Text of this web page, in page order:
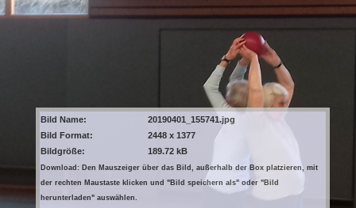
Bild Name:
20190401_155741.jpg
Bild Format:
2448 x 1377
Bildgröße:
189.72 kB
Download: Den Mauszeiger über das Bild, außerhalb der Box platzieren, mit
der rechten Maustaste klicken und "Bild speichern als" oder "Bild
herunterladen" auswählen.